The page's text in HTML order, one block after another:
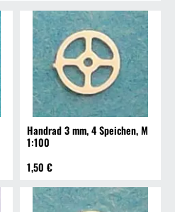
Handrad 3 mm, 4 Speichen, M
1:100
1,50 €